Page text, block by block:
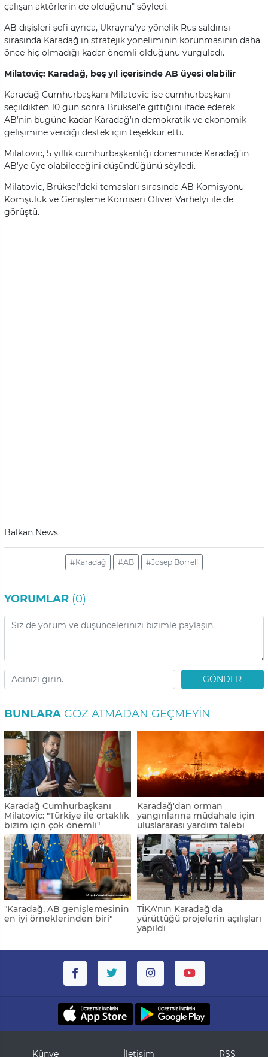
çalışan aktörlerin de olduğunu" söyledi.
AB dışişleri şefi ayrıca, Ukrayna'ya yönelik Rus saldırısı
sırasında Karadağ'ın stratejik yöneliminin korunmasının daha
önce hiç olmadığı kadar önemli olduğunu vurguladı.
Milatoviç: Karadağ, beş yıl içerisinde AB üyesi olabilir
Karadağ Cumhurbaşkanı Milatovic ise cumhurbaşkanı
seçildikten 10 gün sonra Brüksel’e gittiğini ifade ederek
AB’nin bugüne kadar Karadağ’ın demokratik ve ekonomik
gelişimine verdiği destek için teşekkür etti.
Milatovic, 5 yıllık cumhurbaşkanlığı döneminde Karadağ’ın
AB’ye üye olabileceğini düşündüğünü söyledi.
Milatovic, Brüksel’deki temasları sırasında AB Komisyonu
Komşuluk ve Genişleme Komiseri Oliver Varhelyi ile de
görüştü.
Balkan News
#Karadağ #AB #Josep Borrell
YORUMLAR (0)
GÖNDER
BUNLARA GÖZ ATMADAN GEÇMEYIN
Karadağ Cumhurbaşkanı
Milatovic: "Türkiye ile ortaklık
bizim için çok önemli"
Karadağ'dan orman
yangınlarına müdahale için
uluslararası yardım talebi
"Karadağ, AB genişlemesinin
en iyi örneklerinden biri"
TİKA'nın Karadağ'da
yürüttüğü projelerin açılışları
yapıldı
Künye İletişim RSS